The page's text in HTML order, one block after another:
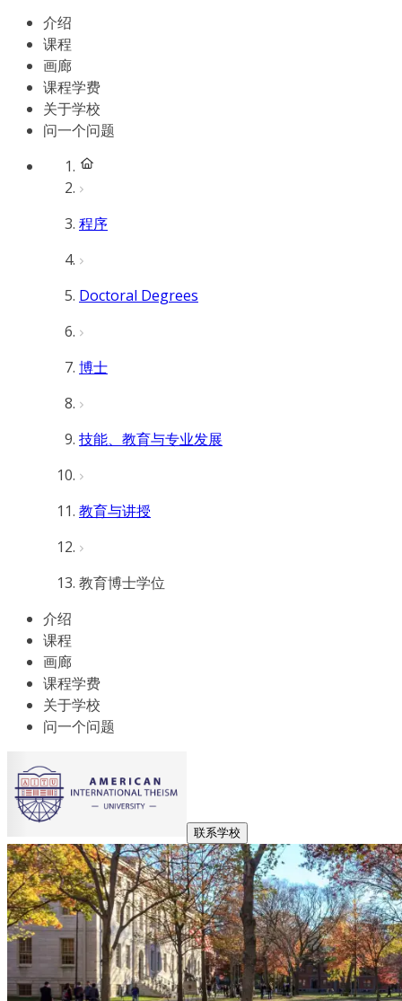
介绍
课程
画廊
课程学费
关于学校
问一个问题
程序
Doctoral Degrees
博士
技能、教育与专业发展
教育与讲授
教育博士学位
介绍
课程
画廊
课程学费
关于学校
问一个问题
联系学校